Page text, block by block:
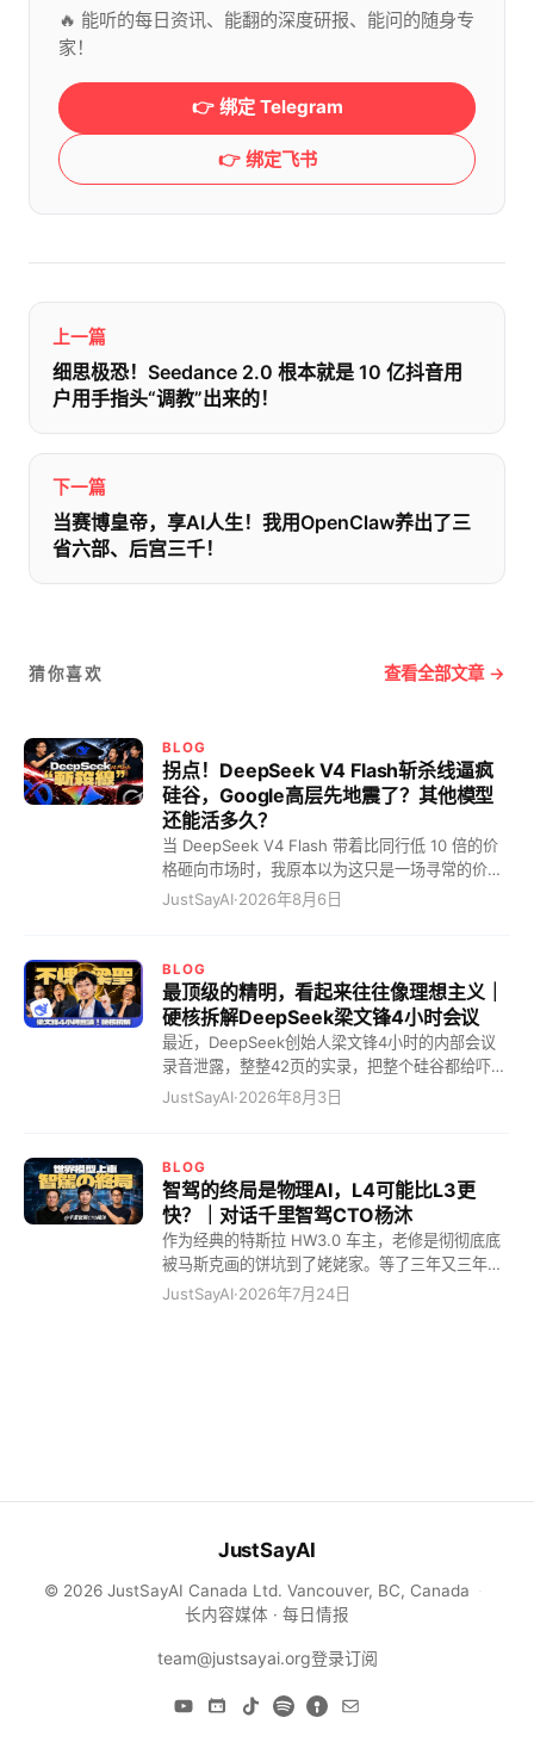
🔥 能听的每日资讯、能翻的深度研报、能问的随身专
家！
👉 绑定 Telegram
👉 绑定飞书
上一篇
细思极恐！Seedance 2.0 根本就是 10 亿抖音用
户用手指头“调教”出来的！
下一篇
当赛博皇帝，享AI人生！我用OpenClaw养出了三
省六部、后宫三千！
猜你喜欢 查看全部文章 →
BLOG
拐点！DeepSeek V4 Flash斩杀线逼疯
硅谷，Google高层先地震了？其他模型
还能活多久？
当 DeepSeek V4 Flash 带着比同行低 10 倍的价
格砸向市场时，我原本以为这只是一场寻常的价格
战。但我错了，这根本不是什么商业内卷，而是一
暴？你这么理解吧，这就相当于一件原本在美国卖
10 块美金的货，现在被中国企业硬生生干到了 10
块钱人民币！硬是把大模型干出了拼多多的气质。
这怎么玩？那些定价高高在上的模型，瞬间全成了
智商税。 这就好比现在的中国电车市场。以前你要
万的国产电车直接给你拉满。结果呢？BBA 销量狂
就跟当年吕布辕门射戟一样，我这一箭射在这儿
了，斩杀线以下的这帮公司，你们掂量掂量自己，
到底还要不要干这事？这才是真正的降维打击！这
完全就是把 AI 变成了有医保目录的时代，曾经昂
贵的特效药，现在直接走集采就完事了。贵的？谁
还买单？ 我给你一个更接地气的比喻。当年那帮小
JustSayAI·2026年8月6日
BLOG
最顶级的精明，看起来往往像理想主义｜
硬核拆解DeepSeek梁文锋4小时会议
最近，DeepSeek创始人梁文锋4小时的内部会议
录音泄露，整整42页的实录，把整个硅谷都给吓惨
了。 全网都在疯狂造神，一口一个“梁圣”叫着，说
个月回本的恐怖算计，AI界的农夫山泉 看硅谷那帮
搞大模型的，有几个敢承认自己能赚钱的？梁圣仿
佛在说：奥兄，我不是针对你，我是说在座的所有
人都是垃圾！ 全网都在惊呼梁文锋是“赛博圣人”，
其实他是一个极其冷酷的“量化精算师”。 很多人不
理解：融了几百亿，为什么他敢在显卡溢价两倍、
甚至四倍时，依然疯狂All in买卡？ 因为这笔账的
JustSayAI·2026年8月3日
BLOG
智驾的终局是物理AI，L4可能比L3更
快？｜对话千里智驾CTO杨沐
作为经典的特斯拉 HW3.0 车主，老修是彻彻底底
被马斯克画的饼坑到了姥姥家。等了三年又三年，
结果他轻飘飘地告诉老修硬件落后，直接不支持
扒这智驾！ 其实智驾不需要高级智能，但需要...
捋捋这血淋淋的迭代史。 2019年前，大家搞的叫
两眼一抹黑。到了2022年，搞出了 BEV（鸟瞰
图），把侧面7个摄像头加上前面的主激光雷达拼
的视角完全对标了。到了2025年，也就是现在，端
到端火了，大家都觉得自动驾驶已经牛逼坏了，恨
不得立刻撒手不管了。 但你真以为它长脑子了
JustSayAI·2026年7月24日
JustSayAI
© 2026 JustSayAI Canada Ltd. Vancouver, BC, Canada
长内容媒体 · 每日情报
team@justsayai.org登录订阅